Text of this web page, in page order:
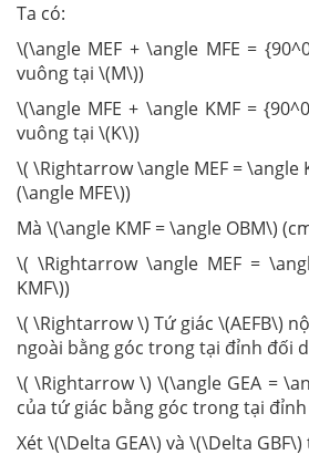
Ta có:
\(\angle MEF + \angle MFE =
vuông tại \(M\))
\(\angle MFE + \angle KMF =
vuông tại \(K\))
\( \Rightarrow \angle MEF = \angle
(\angle MFE\))
Mà \(\angle KMF = \angle OBM\)
\( \Rightarrow \angle MEF =
KMF\))
\( \Rightarrow \) Tứ giác \(AEFB\)
ngoài bằng góc trong tại đỉnh đối
\( \Rightarrow \) \(\angle GEA =
của tứ giác bằng góc trong tại
Xét \(\Delta GEA\) và \(\Delta GBF\)